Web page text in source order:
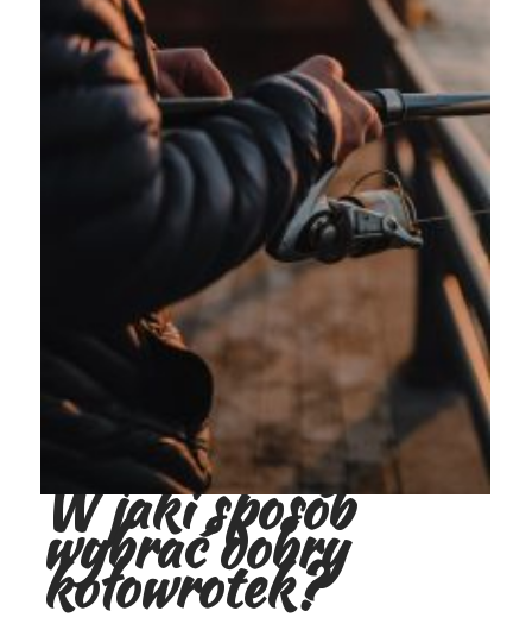
W jaki sposób
wybrać dobry
kołowrotek?